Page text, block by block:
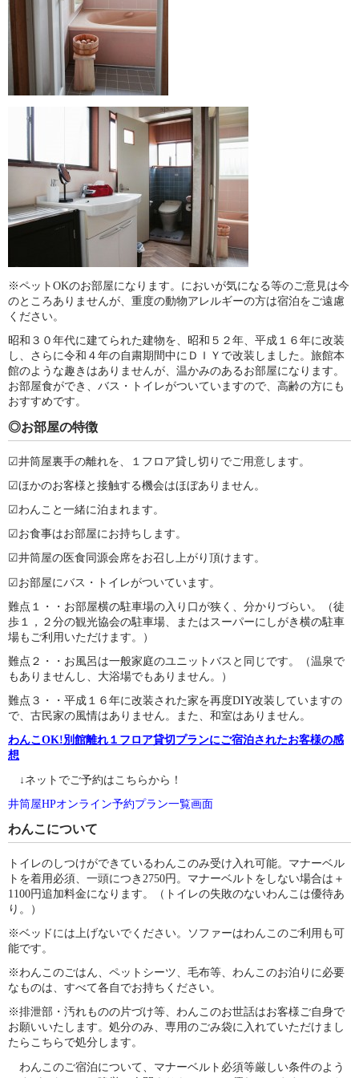
※ペットOKのお部屋になります。においが気になる等のご意見は今
のところありませんが、重度の動物アレルギーの方は宿泊をご遠慮
ください。
昭和３０年代に建てられた建物を、昭和５２年、平成１６年に改装
し、さらに令和４年の自粛期間中にＤＩＹで改装しました。旅館本
館のような趣きはありませんが、温かみのあるお部屋になります。
お部屋食ができ、バス・トイレがついていますので、高齢の方にも
おすすめです。
◎お部屋の特徴
☑井筒屋裏手の離れを、１フロア貸し切りでご用意します。
☑ほかのお客様と接触する機会はほぼありません。
☑わんこと一緒に泊まれます。
☑お食事はお部屋にお持ちします。
☑井筒屋の医食同源会席をお召し上がり頂けます。
☑お部屋にバス・トイレがついています。
難点１・・お部屋横の駐車場の入り口が狭く、分かりづらい。（徒
歩１，２分の観光協会の駐車場、またはスーパーにしがき横の駐車
場もご利用いただけます。）
難点２・・お風呂は一般家庭のユニットバスと同じです。（温泉で
もありませんし、大浴場でもありません。）
難点３・・平成１６年に改装された家を再度DIY改装していますの
で、古民家の風情はありません。また、和室はありません。
わんこOK!別館離れ１フロア貸切プランにご宿泊されたお客様の感
想
↓ネットでご予約はこちらから！
井筒屋HPオンライン予約プラン一覧画面
わんこについて
トイレのしつけができているわんこのみ受け入れ可能。マナーベル
トを着用必須、一頭につき2750円。マナーベルトをしない場合は＋
1100円追加料金になります。（トイレの失敗のないわんこは優待あ
り。）
※ベッドには上げないでください。ソファーはわんこのご利用も可
能です。
※わんこのごはん、ペットシーツ、毛布等、わんこのお泊りに必要
なものは、すべて各自でお持ちください。
※排泄部・汚れものの片づけ等、わんこのお世話はお客様ご自身で
お願いいたします。処分のみ、専用のごみ袋に入れていただけまし
たらこちらで処分します。
わんこのご宿泊について、マナーベルト必須等厳しい条件のよう